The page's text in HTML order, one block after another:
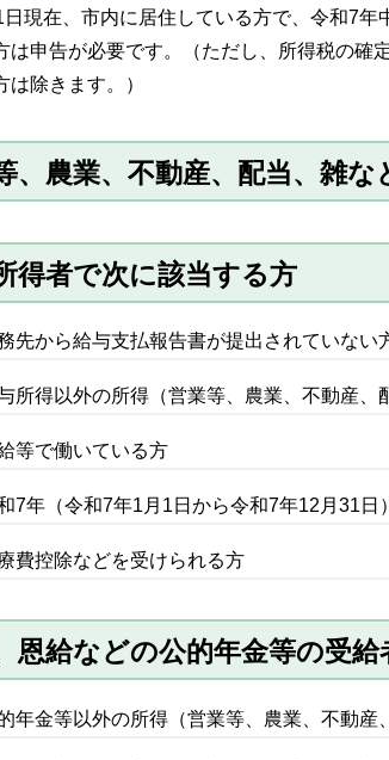
現在、市内に居住している方で、令和7
は申告が必要です。（ただし、所得税の確
は除きます。）
、農業、不動産、配当、雑
得者で次に該当する方
務先から給与支払報告書が提出されていない
与所得以外の所得（営業等、農業、不動産
等で働いている方
和7年（令和7年1月1日から令和7年12月31
費控除などを受けられる方
恩給などの公的年金等の受
的年金等以外の所得（営業等、農業、不動